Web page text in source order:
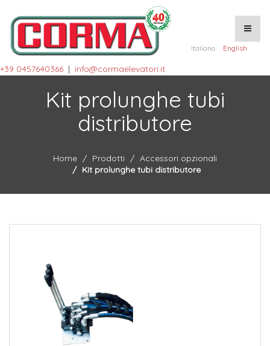
+39 0457640366 | info@cormaelevatori.it
Italiano English
Kit prolunghe tubi
distributore
Home Prodotti
Accessori opzionali
Kit prolunghe tubi distributore